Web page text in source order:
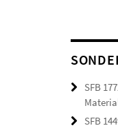
SFB
SFB